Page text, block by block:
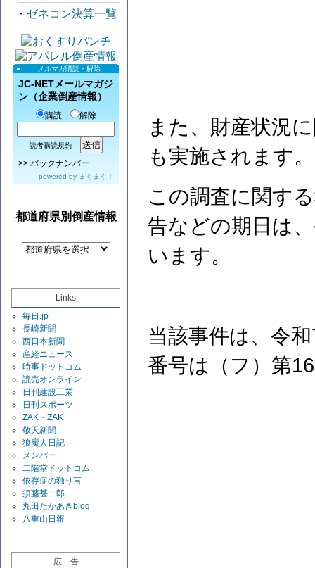
・ ゼネコン決算一覧
メルマガ購読・解除
JC-NETメールマガジ
ン（企業倒産情報）
購読 解除
読者購読規約
>> バックナンバー
powered by まぐまぐ！
都道府県別倒産情報
Links
毎日.jp
長崎新聞
西日本新聞
産経ニュース
時事ドットコム
読売オンライン
日刊建設工業
日刊スポーツ
ZAK・ZAK
敬天新聞
狼魔人日記
メンバー
二階堂ドットコム
依存症の独り言
須藤甚一郎
丸田たかあきblog
八重山日報
広 告
また、財産状況
も実施されます
この調査に関す
告などの期日は
います。
当該事件は、令
番号は（フ）第